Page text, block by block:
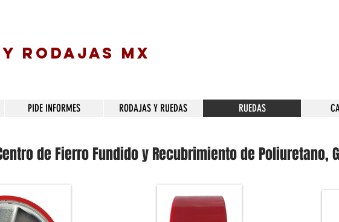
RODAJAS MX
PIDE INFORMES RODAJAS Y RUEDAS RUEDAS
de Fierro Fundido y Recubrimiento de Poliuretano,